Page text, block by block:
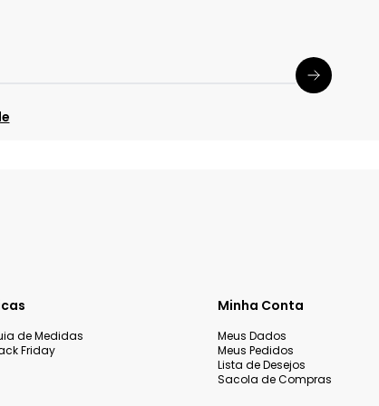
de Medidas
Friday
Minha Conta
Meus Dados
Meus Pedidos
Lista de Desejos
Sacola de Compras